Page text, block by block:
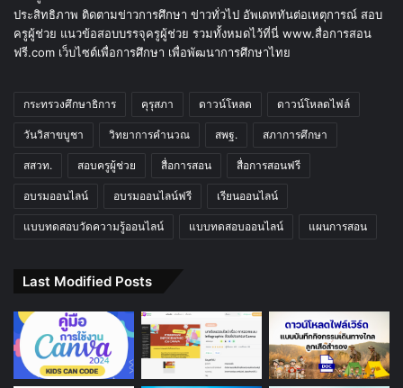
ประสิทธิภาพ ติดตามข่าวการศึกษา ข่าวทั่วไป อัพเดททันต่อเหตุการณ์ สอบ
ครูผู้ช่วย แนวข้อสอบบรรจุครูผู้ช่วย รวมทั้งหมดไว้ที่นี่ www.สื่อการสอน
ฟรี.com เว็บไซต์เพื่อการศึกษา เพื่อพัฒนาการศึกษาไทย
กระทรวงศึกษาธิการ คุรุสภา ดาวน์โหลด ดาวน์โหลดไฟล์
วันวิสาขบูชา วิทยาการคำนวณ สพฐ. สภาการศึกษา
สสวท. สอบครูผู้ช่วย สื่อการสอน สื่อการสอนฟรี
อบรมออนไลน์ อบรมออนไลน์ฟรี เรียนออนไลน์
แบบทดสอบวัดความรู้ออนไลน์ แบบทดสอบออนไลน์ แผนการสอน
Last Modified Posts